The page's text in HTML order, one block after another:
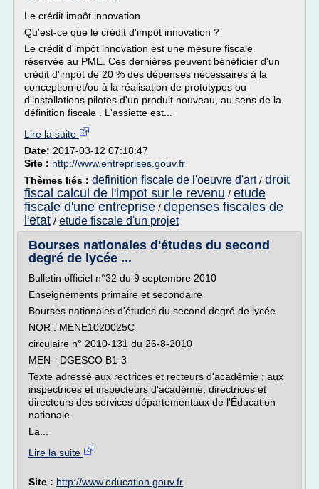
Le crédit impôt innovation
Qu'est-ce que le crédit d'impôt innovation ?
Le crédit d'impôt innovation est une mesure fiscale
réservée au PME. Ces dernières peuvent bénéficier d'un
crédit d'impôt de 20 % des dépenses nécessaires à la
conception et/ou à la réalisation de prototypes ou
d'installations pilotes d'un produit nouveau, au sens de la
définition fiscale . L'assiette est...
Lire la suite
Date: 2017-03-12 07:18:47
Site : http://www.entreprises.gouv.fr
Thèmes liés : definition fiscale de l'oeuvre d'art/ droit
fiscal calcul de l'impot sur le revenu / etude
fiscale d'une entreprise / depenses fiscales de
l'etat / etude fiscale d'un projet
Bourses nationales d'études du second
degré de lycée ...
Bulletin officiel n°32 du 9 septembre 2010
Enseignements primaire et secondaire
Bourses nationales d'études du second degré de lycée
NOR : MENE1020025C
circulaire n° 2010-131 du 26-8-2010
MEN - DGESCO B1-3
Texte adressé aux rectrices et recteurs d'académie ; aux
inspectrices et inspecteurs d'académie, directrices et
directeurs des services départementaux de l'Éducation
nationale
La...
Lire la suite
Site : http://www.education.gouv.fr